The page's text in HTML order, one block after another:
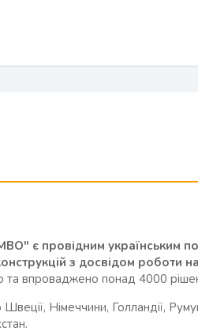
є провідним українським
з досвідом роботи
впроваджено понад 4000
Німеччини, Голландії,